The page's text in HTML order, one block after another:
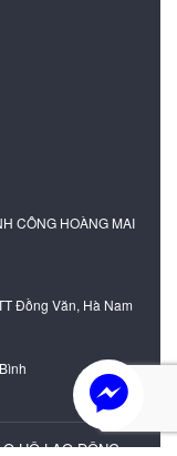
CÔNG HOÀNG MAI
Đồng Văn, Hà Nam
HỘ LAO ĐỘNG